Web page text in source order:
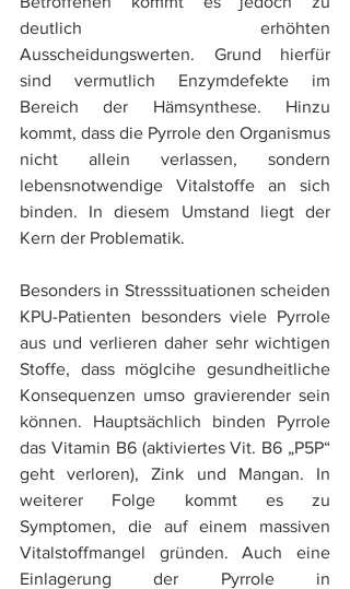
deutlich erhöhten
Ausscheidungswerten. Grund hierfür
sind vermutlich Enzymdefekte im
Bereich der Hämsynthese. Hinzu
kommt, dass die Pyrrole den Organismus
nicht allein verlassen, sondern
lebensnotwendige Vitalstoffe an sich
binden. In diesem Umstand liegt der
Kern der Problematik.
Besonders in Stresssituationen scheiden
KPU-Patienten besonders viele Pyrrole
aus und verlieren daher sehr wichtigen
Stoffe, dass möglcihe gesundheitliche
Konsequenzen umso gravierender sein
können. Hauptsächlich binden Pyrrole
das Vitamin B6 (aktiviertes Vit. B6 „P5P“
geht verloren), Zink und Mangan. In
weiterer Folge kommt es zu
Symptomen, die auf einem massiven
Vitalstoffmangel gründen. Auch eine
Einlagerung der Pyrrole in